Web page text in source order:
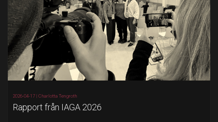
2026-04-17 | Charlotta Tengroth
Rapport från IAGA 2026